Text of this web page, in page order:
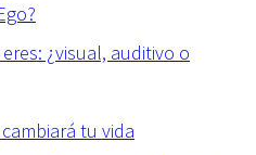
¿visual, auditivo o
tu vida